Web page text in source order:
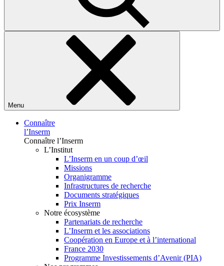
Menu
Connaître
l’Inserm
Connaître l’Inserm
L’Institut
L’Inserm en un coup d’œil
Missions
Organigramme
Infrastructures de recherche
Documents stratégiques
Prix Inserm
Notre écosystème
Partenariats de recherche
L’Inserm et les associations
Coopération en Europe et à l’international
France 2030
Programme Investissements d’Avenir (PIA)